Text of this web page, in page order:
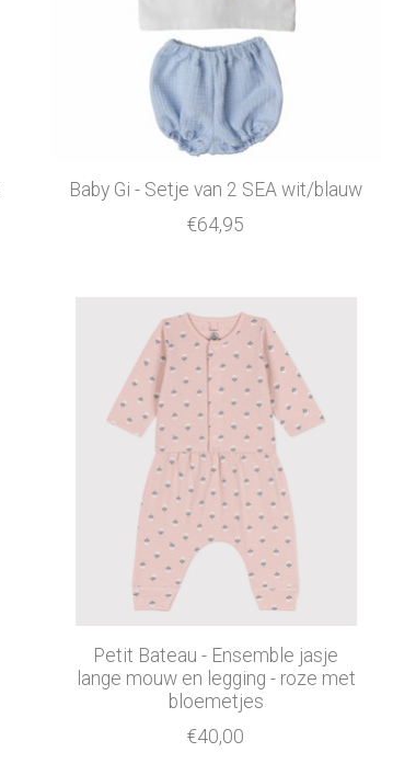
Baby Gi - Setje van 2 SEA wit/blauw
€64,95
Petit Bateau - Ensemble jasje
lange mouw en legging - roze met
bloemetjes
€40,00